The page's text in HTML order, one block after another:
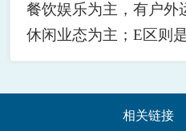
餐饮娱乐为主，有户外
休闲业态为主； E 区则
相关链接